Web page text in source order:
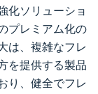
化ソリューショ
プレミアム化の
は、複雑なフレ
を提供する製品
り、健全でフレ